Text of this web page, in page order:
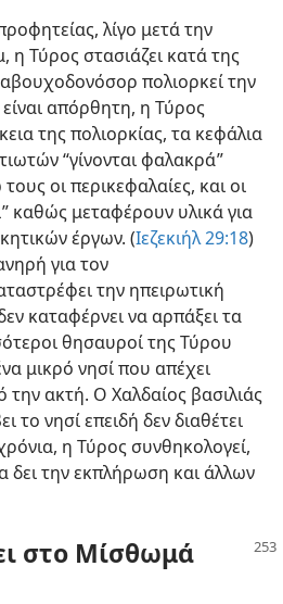
λίγο μετά την
Τύρος στασιάζει κατά της
πολιορκεί την
απόρθητη, η Τύρος
της πολιορκίας, τα κεφάλια
“γίνονται φαλακρά”
οι περικεφαλαίες, και οι
καθώς μεταφέρουν υλικά για
έργων. (Ιεζεκιήλ 29:18)
για τον
την ηπειρωτική
καταφέρνει να αρπάξει τα
θησαυροί της Τύρου
μικρό νησί που απέχει
ακτή. Ο Χαλδαίος βασιλιάς
το νησί επειδή δεν διαθέτει
η Τύρος συνθηκολογεί,
δει την εκπλήρωση και άλλων
στο Μίσθωμά